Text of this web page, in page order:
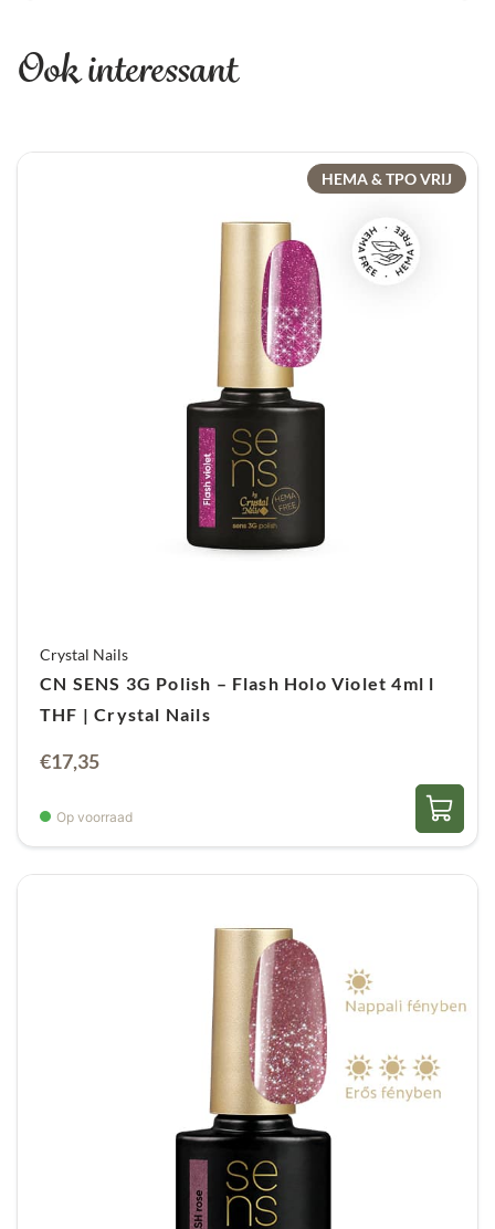
Ook interessant
HEMA & TPO VRIJ
Crystal Nails
CN SENS 3G Polish – Flash Holo Violet 4ml l
THF | Crystal Nails
€17,35
Op voorraad